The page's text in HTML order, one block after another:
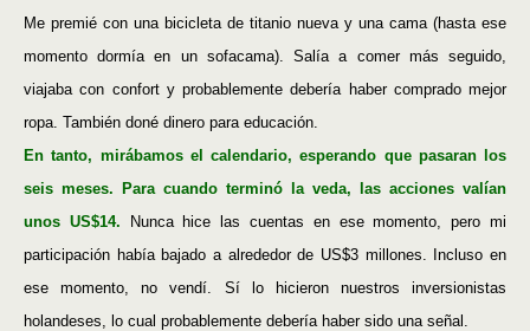
Me premié con una bicicleta de titanio nueva y una cama (hasta ese
momento dormía en un sofacama). Salía a comer más seguido,
viajaba con confort y probablemente debería haber comprado mejor
ropa. También doné dinero para educación.
En tanto, mirábamos el calendario, esperando que pasaran los
seis meses. Para cuando terminó la veda, las acciones valían
unos US$14. Nunca hice las cuentas en ese momento, pero mi
participación había bajado a alrededor de US$3 millones. Incluso en
ese momento, no vendí. Sí lo hicieron nuestros inversionistas
holandeses, lo cual probablemente debería haber sido una señal.